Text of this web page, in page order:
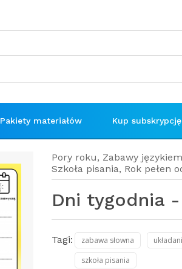
Pakiety materiałów Kup subskrypcję
Pory roku, Zabawy
Szkoła pisania, Rok pełen
Dni tygodnia
Tagi: zabawa słowna
szkoła pisania